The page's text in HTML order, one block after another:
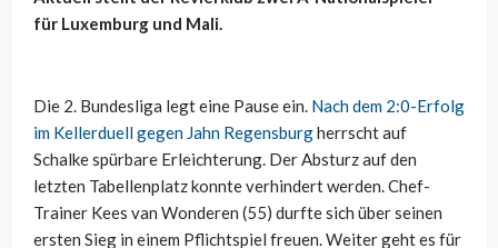
für Luxemburg und Mali.
Die 2. Bundesliga legt eine Pause ein. Nach dem 2:0-Erfolg
im Kellerduell gegen Jahn Regensburgherrscht auf
Schalke spürbare Erleichterung. Der Absturz auf den
letzten Tabellenplatz konnte verhindert werden. Chef-
Trainer Kees van Wonderen (55) durfte sich über seinen
ersten Sieg in einem Pflichtspiel freuen. Weiter geht es für